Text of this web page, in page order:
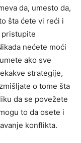
da, umesto da,
šta ćete vi reći i
pristupite
nećete moći
ako sve
strategije,
o tome šta
da se povežete
to da osete i
konflikta.